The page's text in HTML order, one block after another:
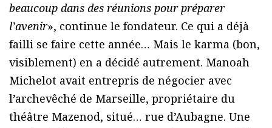
beaucoup dans des réunions pour préparer
l’avenir», continue le fondateur. Ce qui a déjà
failli se faire cette année… Mais le karma (bon,
visiblement) en a décidé autrement. Manoah
Michelot avait entrepris de négocier avec
l’archevêché de Marseille, propriétaire du
théâtre Mazenod, situé… rue d’Aubagne. Une